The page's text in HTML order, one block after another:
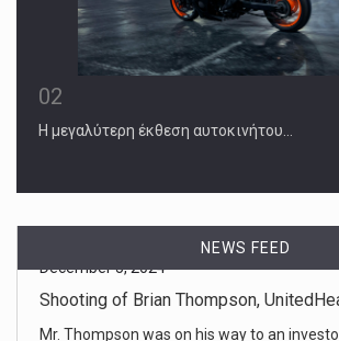
02
Η μεγαλύτερη έκθεση αυτοκινήτου…
NEWS FEED
December 5, 2024
Supreme Court Inclined to Uphold